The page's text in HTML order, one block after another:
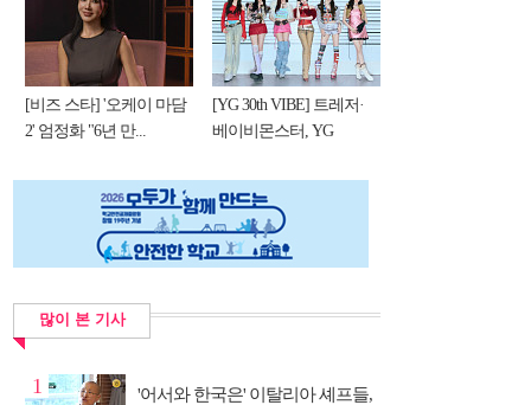
[비즈 스타] '오케이 마담
2' 엄정화 "6년 만...
[YG 30th VIBE] 트레저·
베이비몬스터, YG
많이 본 기사
1
'어서와 한국은' 이탈리아 셰프들,